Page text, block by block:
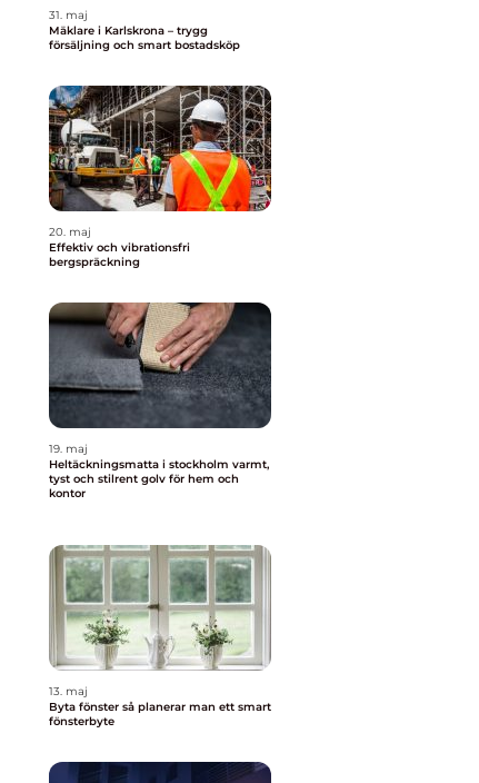
31. maj
Mäklare i Karlskrona – trygg
försäljning och smart bostadsköp
20. maj
Effektiv och vibrationsfri
bergspräckning
19. maj
Heltäckningsmatta i stockholm varmt,
tyst och stilrent golv för hem och
kontor
13. maj
Byta fönster så planerar man ett smart
fönsterbyte